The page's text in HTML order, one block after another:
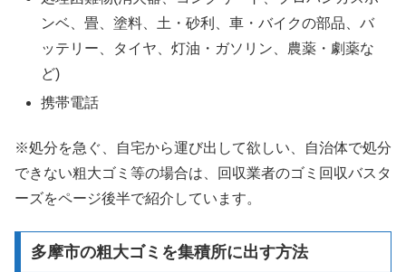
ンベ、畳、塗料、土・砂利、車・バイクの部品、バ
ッテリー、タイヤ、灯油・ガソリン、農薬・劇薬な
ど)
携帯電話
※処分を急ぐ、自宅から運び出して欲しい、自治体で処分
できない粗大ゴミ等の場合は、回収業者のゴミ回収バスタ
ーズをページ後半で紹介しています。
多摩市の粗大ゴミを集積所に出す方法